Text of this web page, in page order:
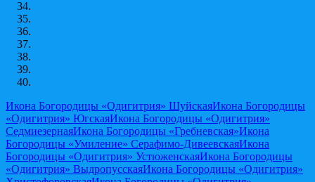
Икона Богородицы «Одигитрия» ШуйскаяИкона Богородицы
«Одигитрия» ЮгскаяИкона Богородицы «Одигитрия»
СедмиезернаяИкона Богородицы «Гребневская»Икона
Богородицы «Умиление» Серафимо-ДивеевскаяИкона
Богородицы «Одигитрия» УстюженскаяИкона Богородицы
«Одигитрия» ВыдропусскаяИкона Богородицы «Одигитрия»